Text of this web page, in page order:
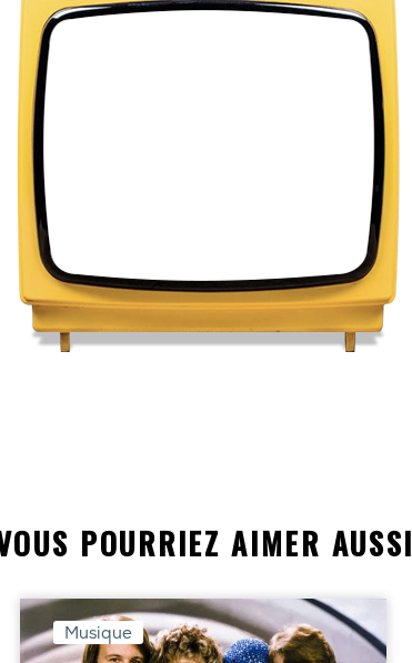
POURRIEZ AIMER AUSSI
Musique